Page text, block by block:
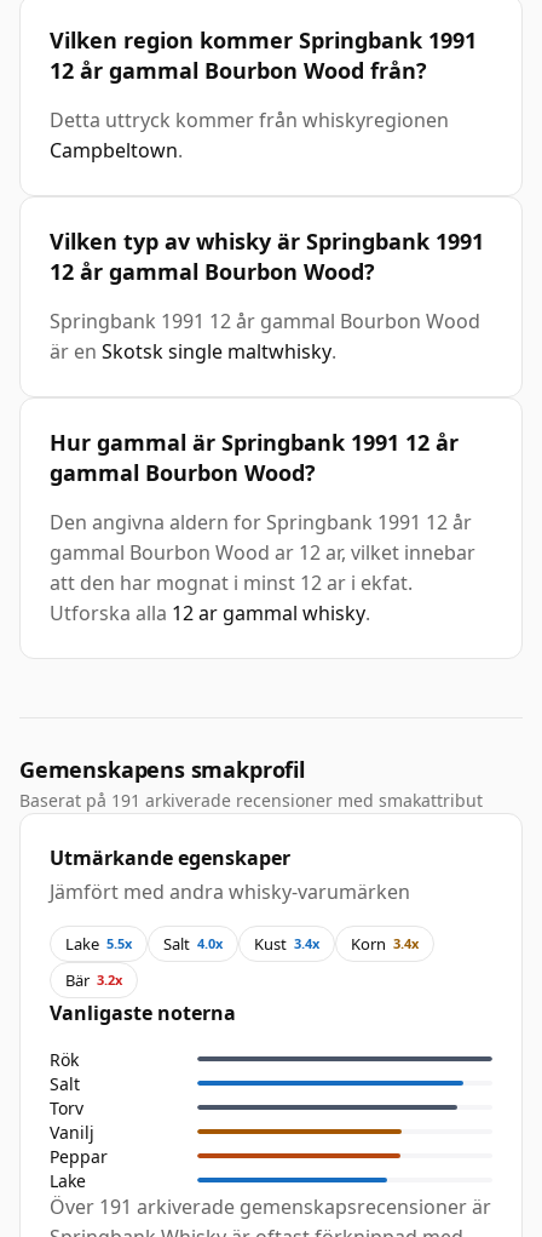
Vilken region kommer Springbank 1991
12 år gammal Bourbon Wood från?
Detta uttryck kommer från whiskyregionen
Campbeltown.
Vilken typ av whisky är Springbank 1991
12 år gammal Bourbon Wood?
Springbank 1991 12 år gammal Bourbon Wood
är en Skotsk single maltwhisky.
Hur gammal är Springbank 1991 12 år
gammal Bourbon Wood?
Den angivna aldern for Springbank 1991 12 år
gammal Bourbon Wood ar 12 ar, vilket innebar
att den har mognat i minst 12 ar i ekfat.
Utforska alla 12 ar gammal whisky.
Gemenskapens smakprofil
Baserat på 191 arkiverade recensioner med smakattribut
Utmärkande egenskaper
Jämfört med andra whisky-varumärken
Lake 5.5x Salt 4.0x Kust 3.4x Korn 3.4x
Bär 3.2x
Vanligaste noterna
Rök
Salt
Torv
Vanilj
Peppar
Lake
Över 191 arkiverade gemenskapsrecensioner är